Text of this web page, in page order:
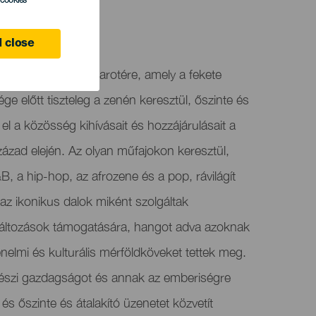
close
érkezik Lanzarotére, amely a fekete
előtt tiszteleg a zenén keresztül, őszinte és
a közösség kihívásait és hozzájárulásait a
elején. Az olyan műfajokon keresztül,
a hip-hop, az afrozene és a pop, rávilágít
ikonikus dalok miként szolgáltak
támogatására, hangot adva azoknak
és kulturális mérföldköveket tettek meg.
gazdagságot és annak az emberiségre
őszinte és átalakító üzenetet közvetít